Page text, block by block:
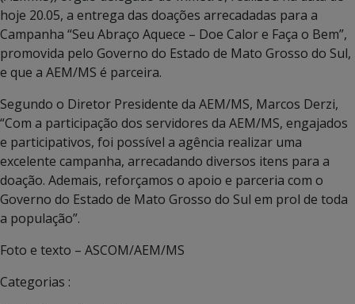
hoje 20.05, a entrega das doações arrecadadas para a
Campanha “Seu Abraço Aquece – Doe Calor e Faça o Bem”,
promovida pelo Governo do Estado de Mato Grosso do Sul,
e que a AEM/MS é parceira.
Segundo o Diretor Presidente da AEM/MS, Marcos Derzi,
“Com a participação dos servidores da AEM/MS, engajados
e participativos, foi possível a agência realizar uma
excelente campanha, arrecadando diversos itens para a
doação. Ademais, reforçamos o apoio e parceria com o
Governo do Estado de Mato Grosso do Sul em prol de toda
a população”.
Foto e texto – ASCOM/AEM/MS
Categorias :